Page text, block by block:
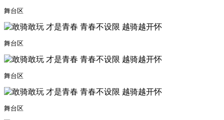
舞台区
舞台区
舞台区
舞台区